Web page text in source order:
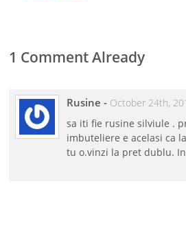
1 Comment Already
Rusine - October 24th,
sa iti fie rusine silviule .
imbuteliere e acelasi ca
tu o.vinzi la pret dublu.